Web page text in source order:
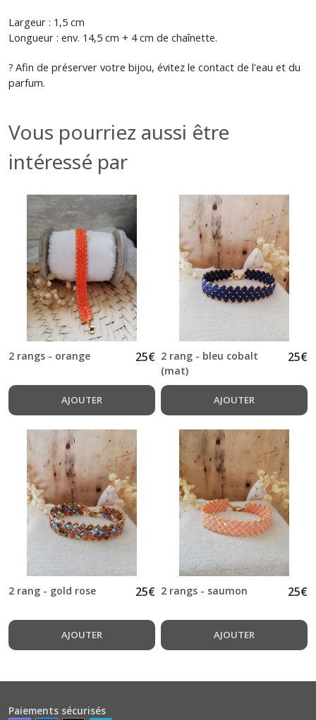
Largeur : 1,5 cm
Longueur : env. 14,5 cm + 4 cm de chaînette.
? Afin de préserver votre bijou, évitez le contact de l'eau et du
parfum.
Vous pourriez aussi être
intéressé par
2 rangs - orange 25€
AJOUTER
2 rang - bleu cobalt
(mat)
25€
AJOUTER
2 rang - gold rose 25€
AJOUTER
2 rangs - saumon 25€
AJOUTER
Paiements sécurisés